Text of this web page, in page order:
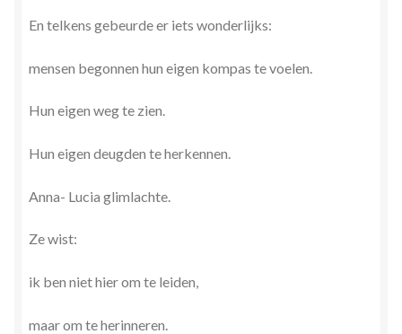
En telkens gebeurde er iets wonderlijks:
mensen begonnen hun eigen kompas te voelen.
Hun eigen weg te zien.
Hun eigen deugden te herkennen.
Anna- Lucia glimlachte.
Ze wist:
ik ben niet hier om te leiden,
maar om te herinneren.